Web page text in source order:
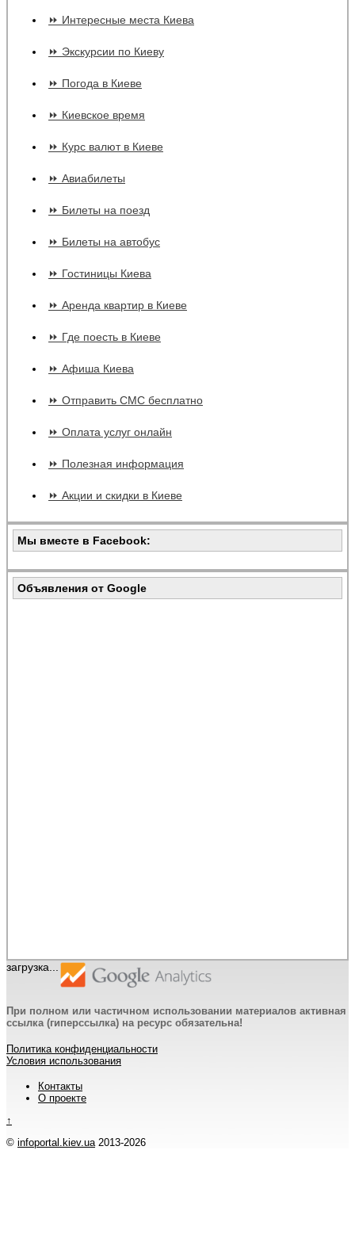
⏩ Интересные места Киева
⏩ Экскурсии по Киеву
⏩ Погода в Киеве
⏩ Киевское время
⏩ Курс валют в Киеве
⏩ Авиабилеты
⏩ Билеты на поезд
⏩ Билеты на автобус
⏩ Гостиницы Киева
⏩ Аренда квартир в Киеве
⏩ Где поесть в Киеве
⏩ Афиша Киева
⏩ Отправить СМС бесплатно
⏩ Оплата услуг онлайн
⏩ Полезная информация
⏩ Акции и скидки в Киеве
Мы вместе в Facebook:
Объявления от Google
загрузка...
При полном или частичном использовании материалов активная
ссылка (гиперссылка) на ресурс обязательна!
Политика конфиденциальности
Условия использования
Контакты
О проекте
↑
© infoportal.kiev.ua 2013-2026